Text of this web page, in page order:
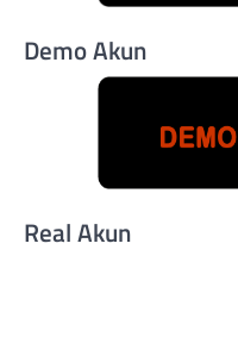
Demo Akun
Real Akun